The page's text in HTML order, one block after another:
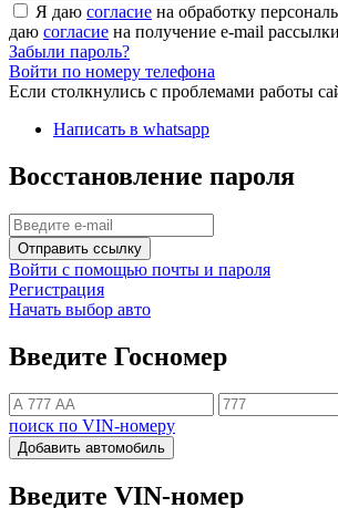
Я даю согласие на обработку
даю согласие на получение e-mail рассылки
Забыли пароль?
Войти по номеру телефона
Если столкнулись с проблемами работы
Написать в whatsapp
Восстановление пароля
Отправить ссылку
Войти с помощью почты и пароля
Регистрация
Начать выбор авто
Введите Госномер
поиск по VIN-номеру
Добавить автомобиль
Введите VIN-номер